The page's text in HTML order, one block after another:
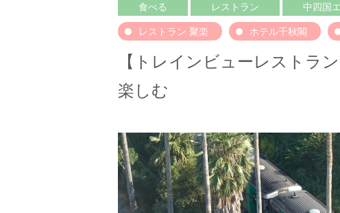
食べる レストラン 中四国
レストラン 聚楽 ホテル千秋閣
【トレインビューレストラ
楽しむ